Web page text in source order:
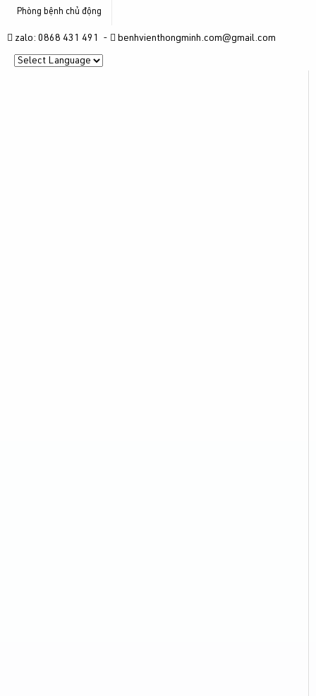
Phòng bệnh chủ động
zalo: 0868 431 491 - benhvienthongminh.com@gmail.com